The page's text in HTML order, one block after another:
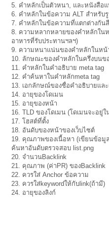
5. คำหลักเป็นตัวหนา, และหนังสือแ
6. คำหลักในข้อความ ALT สำหรับ
7. คำหลักในข้อความที่แตกต่างกัน
8. ความหลากหลายของคำหลักใน
อาหารที่รับประทานฯลฯ)
9. ความหนาแน่นของคำหลักในหน้
10. ลักษณะของคำหลักในครึ่งบนข
11. คำหลักในคำอธิบาย meta tag
12. คำค้นหาในคำหลักmeta tag
13. เอกลักษณ์ของชื่อคำอธิบายแล
14. อายุของโดเมน
15. อายุของหน้า
16. TLD ของโดเมน (โดเมนจะอยู่
17. โฮสต์ที่ตั้ง
18. อันดับของหน้าของเว็บไซต์
19. คุณภาพของเนื้อหา (เขียนข้อ
ค้นหาอันดับตรวจสอบ list.png
20. จำนวนBacklink
21. คุณภาพ (ค่าPR) ของBacklink
22. ควรใส่ Anchor ข้อความ
23. ควรใส่keywordให้กับlink(ถ้ามี)
24. อายุของลิงก์